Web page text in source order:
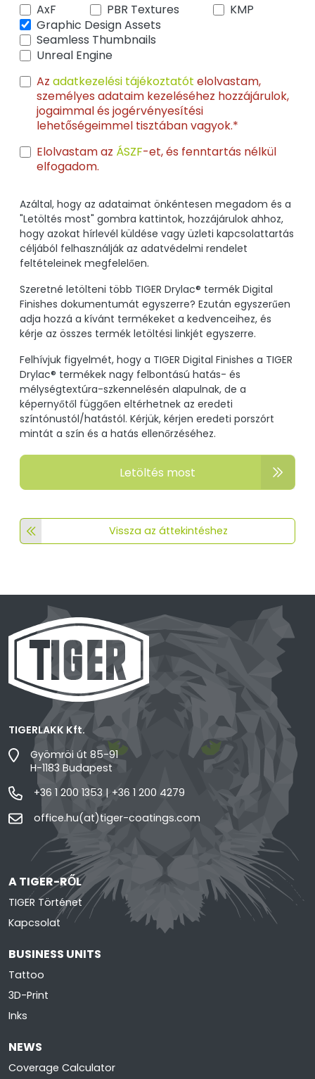
AxF
PBR Textures
KMP
Graphic Design Assets
Seamless Thumbnails
Unreal Engine
Az adatkezelési tájékoztatót elolvastam,
személyes adataim kezeléséhez hozzájárulok,
jogaimmal és jogérvényesítési
lehetőségeimmel tisztában vagyok.*
Elolvastam az ÁSZF-et, és fenntartás nélkül
elfogadom.
Azáltal, hogy az adataimat önkéntesen megadom és a
"Letöltés most" gombra kattintok, hozzájárulok ahhoz,
hogy azokat hírlevél küldése vagy üzleti kapcsolattartás
céljából felhasználják az adatvédelmi rendelet
feltételeinek megfelelően.
Szeretné letölteni több TIGER Drylac® termék Digital
Finishes dokumentumát egyszerre? Ezután egyszerűen
adja hozzá a kívánt termékeket a kedvenceihez, és
kérje az összes termék letöltési linkjét egyszerre.
Felhívjuk figyelmét, hogy a TIGER Digital Finishes a TIGER
Drylac® termékek nagy felbontású hatás- és
mélységtextúra-szkennelésén alapulnak, de a
képernyőtől függően eltérhetnek az eredeti
színtónustól/hatástól. Kérjük, kérjen eredeti porszórt
mintát a szín és a hatás ellenőrzéséhez.
Letöltés most
Vissza az áttekintéshez
TIGERLAKK Kft.
Gyömröi út 85-91
H-1183 Budapest
+36 1 200 1353 | +36 1 200 4279
office.hu(at)tiger-coatings.com
A TIGER-RŐL
TIGER Történet
Kapcsolat
BUSINESS UNITS
Tattoo
3D-Print
Inks
NEWS
Coverage Calculator